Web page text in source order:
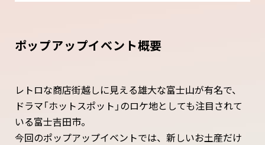
ポップアップイベント概要
レトロな商店街越しに見える雄大な富士山が有名で、
ドラマ「ホットスポット」のロケ地としても注目されて
いる富士吉田市。
今回のポップアップイベントでは、新しいお土産だけ